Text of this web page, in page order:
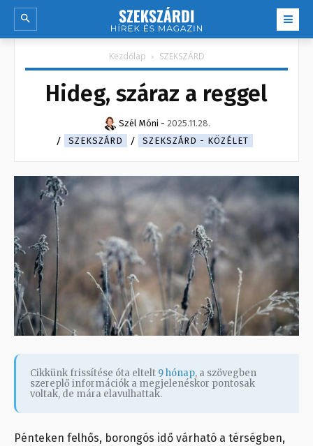
Kezdőlap SZEKSZÁRD
Hideg, száraz a reggel
Szél Móni - 2025.11.28.
SZEKSZÁRD
SZEKSZÁRD - KÖZÉLET
Cikkünk frissítése óta eltelt 9 hónap, a szövegben
szereplő információk a megjelenéskor pontosak
voltak, de mára elavulhattak.
Pénteken felhős, borongós idő várható a térségben,